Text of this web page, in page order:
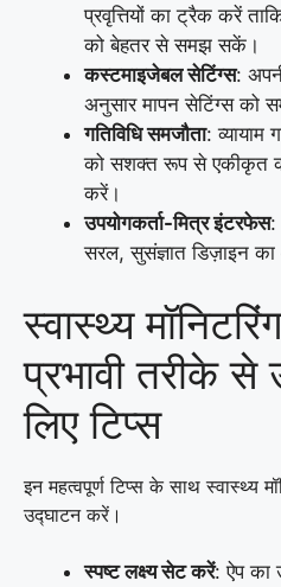
प्रवृत्तियों का ट्रैक करें
को बेहतर से समझ सकें।
कस्टमाइजेबल सेटिंग्स:
अनुसार मापन सेटिंग्स को
गतिविधि समजौता: व्यायाम
को सशक्त रूप से एकीकृत
करें।
उपयोगकर्ता-मित्र इंटरफेस:
सरल, सुसंज्ञात डिज़ाइन
स्वास्थ्य
प्रभावी तरीके
लिए टिप्स
इन महत्वपूर्ण टिप्स के साथ स्वास्थ्य
उद्घाटन करें।
स्पष्ट लक्ष्य सेट करें: ऐप का